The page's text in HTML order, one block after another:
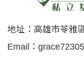
地址： 高雄市苓雅
Email：